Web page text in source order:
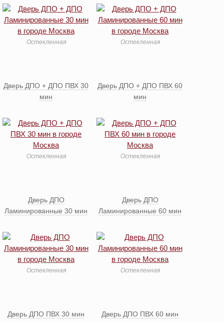
Остекленная Остекленная
Дверь ДПО + ДПО ПВХ 30
мин
Остекленная
Дверь ДПО + ДПО ПВХ 60
мин
Остекленная
Дверь ДПО
Ламинированные 30 мин
Остекленная
Дверь ДПО
Ламинированные 60 мин
Остекленная
Дверь ДПО ПВХ 30 мин Дверь ДПО ПВХ 60 мин